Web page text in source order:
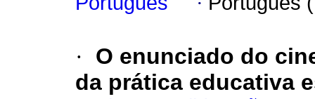
·
O enunciado do
da prática educativa